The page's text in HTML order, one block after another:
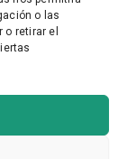
o las
retirar el